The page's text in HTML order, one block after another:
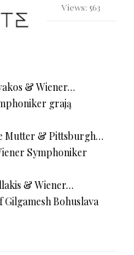
Views: 563
& Wiener…
grają
Mutter & Pittsburgh…
Symphoniker
& Wiener…
Bohuslava